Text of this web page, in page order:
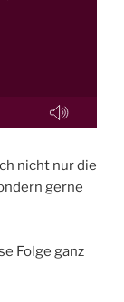
nicht nur die
gerne
Folge ganz